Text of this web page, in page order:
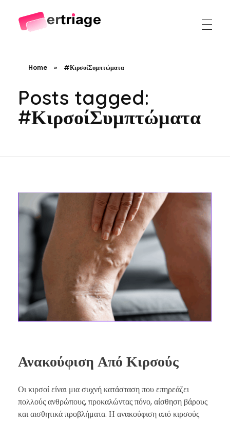
Home » #ΚιρσοίΣυμπτώματα
Posts tagged:
#ΚιρσοίΣυμπτώματα
Ανακούφιση Από Κιρσούς
Οι κιρσοί είναι μια συχνή κατάσταση που επηρεάζει
πολλούς ανθρώπους, προκαλώντας πόνο, αίσθηση βάρους
και αισθητικά προβλήματα. Η ανακούφιση από κιρσούς